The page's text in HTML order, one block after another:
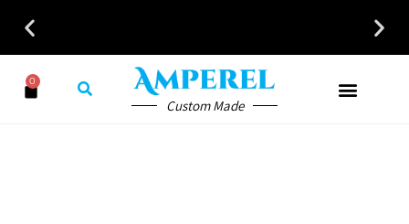
Custom Made
0